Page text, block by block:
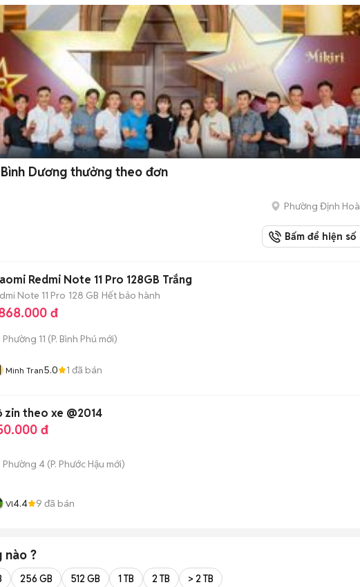
Dương thưởng theo đơn
Phường Định Hoà
Bấm để hiện số
Redmi Note 11 Pro 128GB Trắng
Note 11 Pro 128 GB Hết bảo hành
đ
Phường 11 (P. Bình Phú mới)
Minh Tran5.0 1 đã bán
zin theo xe @2014
đ
Phường 4 (P. Phước Hậu mới)
Vl4.4 9 đã bán
nào ?
256 GB 512 GB 1 TB 2 TB > 2 TB